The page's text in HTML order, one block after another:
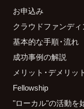
お申込み
クラウドファンデ
基本的な手順・流れ
成功事例の解説
メリット・デメリッ
Fellowship
"ローカル"の活動を